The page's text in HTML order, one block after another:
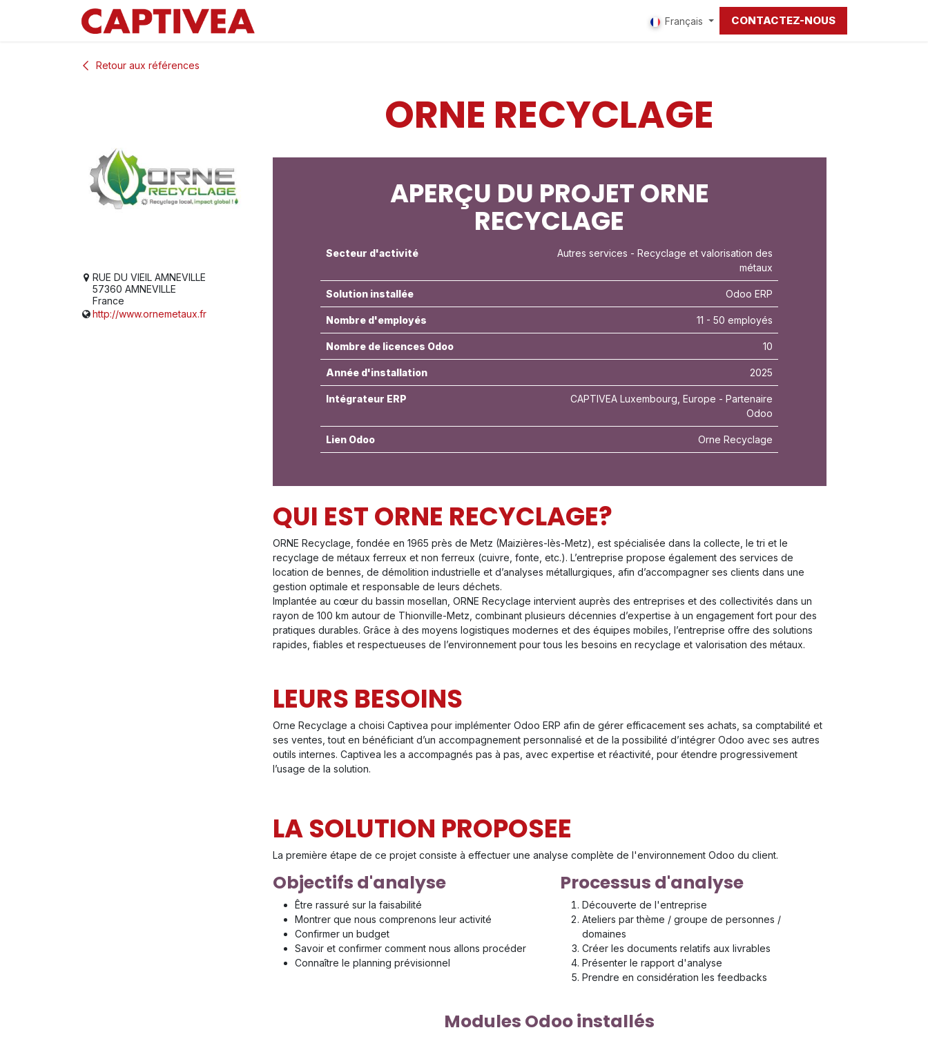
Se rendre au contenu
Français CONTACTEZ-NOUS
Retour aux références
RUE DU VIEIL AMNEVILLE
57360 AMNEVILLE
France
http://www.ornemetaux.fr
ORNE RECYCLAGE
APERÇU DU PROJET ORNE
RECYCLAGE
Secteur d'activité Autres services - Recyclage et valorisation des
métaux
Solution installée Odoo ERP
Nombre d'employés 11 - 50 employés
Nombre de licences Odoo 10
Année d'installation 2025
Intégrateur ERP
CAPTIVEA Luxembourg, Europe - Partenaire
Odoo
Lien Odoo Orne Recyclage
QUI EST ORNE RECYCLAGE?
ORNE Recyclage, fondée en 1965 près de Metz (Maizières-lès-Metz), est spécialisée dans la collecte, le tri et le
recyclage de métaux ferreux et non ferreux (cuivre, fonte, etc.). L’entreprise propose également des services de
location de bennes, de démolition industrielle et d’analyses métallurgiques, afin d’accompagner ses clients dans une
gestion optimale et responsable de leurs déchets.
Implantée au cœur du bassin mosellan, ORNE Recyclage intervient auprès des entreprises et des collectivités dans un
rayon de 100 km autour de Thionville-Metz, combinant plusieurs décennies d’expertise à un engagement fort pour des
pratiques durables. Grâce à des moyens logistiques modernes et des équipes mobiles, l’entreprise offre des solutions
rapides, fiables et respectueuses de l’environnement pour tous les besoins en recyclage et valorisation des métaux.
LEURS BESOINS
Orne Recyclage a choisi Captivea pour implémenter Odoo ERP afin de gérer efficacement ses achats, sa comptabilité et
ses ventes, tout en bénéficiant d’un accompagnement personnalisé et de la possibilité d’intégrer Odoo avec ses autres
outils internes. Captivea les a accompagnés pas à pas, avec expertise et réactivité, pour étendre progressivement
l’usage de la solution.
LA SOLUTION PROPOSEE
La première étape de ce projet consiste à effectuer une analyse complète de l'environnement Odoo du client.
Objectifs d'analyse
Être rassuré sur la faisabilité
Montrer que nous comprenons leur activité
Confirmer un budget
Savoir et confirmer comment nous allons procéder
Connaître le planning prévisionnel
Processus d'analyse
Découverte de l'entreprise
Ateliers par thème / groupe de personnes /
domaines
Créer les documents relatifs aux livrables
Présenter le rapport d'analyse
Prendre en considération les feedbacks
Modules Odoo installés